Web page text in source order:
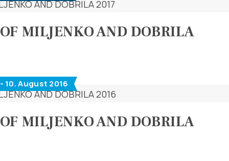
MILJENKO AND DOBRILA
10. August 2016
MILJENKO AND DOBRILA